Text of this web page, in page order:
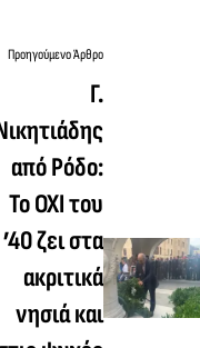
Προηγούμενο Άρθρο
Γ.
από Ρόδο:
Το ΟΧΙ του
’40 ζει στα
ακριτικά
νησιά και